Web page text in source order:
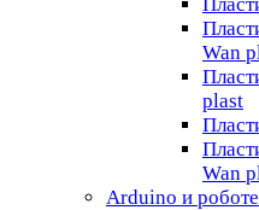
Wan
plast
Wan
Arduino и